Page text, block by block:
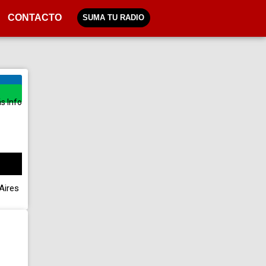
CONTACTO SUMA TU RADIO
Info